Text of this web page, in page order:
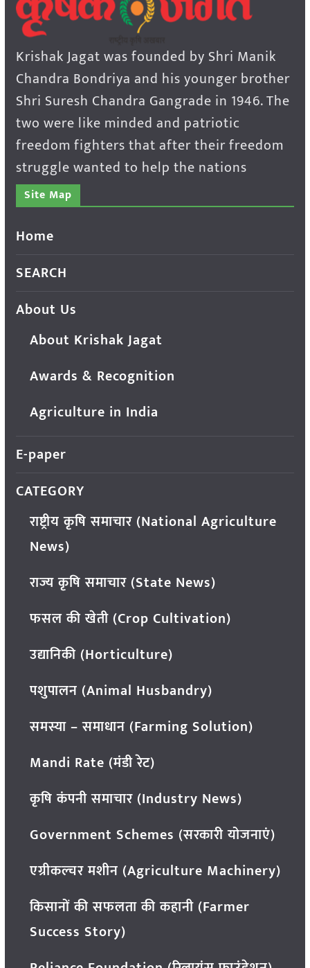
Krishak Jagat was founded by Shri Manik
Chandra Bondriya and his younger brother
Shri Suresh Chandra Gangrade in 1946. The
two were like minded and patriotic
freedom fighters that after their freedom
struggle wanted to help the nations
Site Map
Home
SEARCH
About Us
About Krishak Jagat
Awards & Recognition
Agriculture in India
E-paper
CATEGORY
राष्ट्रीय कृषि समाचार (National Agriculture
News)
राज्य कृषि समाचार (State News)
फसल की खेती (Crop Cultivation)
उद्यानिकी (Horticulture)
पशुपालन (Animal Husbandry)
समस्या – समाधान (Farming Solution)
Mandi Rate (मंडी रेट)
कृषि कंपनी समाचार (Industry News)
Government Schemes (सरकारी योजनाएं)
एग्रीकल्चर मशीन (Agriculture Machinery)
किसानों की सफलता की कहानी (Farmer
Success Story)